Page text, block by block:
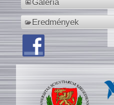
Galéria
Eredmények